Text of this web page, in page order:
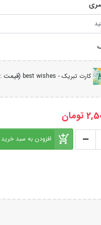
کارت تبریک - best wishes (قیمت : 20,000 تومان)
افزودن به سبد خرید